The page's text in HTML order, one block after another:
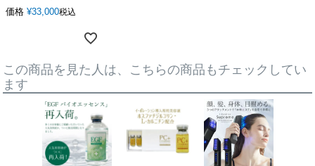
価格 ¥33,000税込
この商品を見た人は、こちらの商品もチェックしてい
ます